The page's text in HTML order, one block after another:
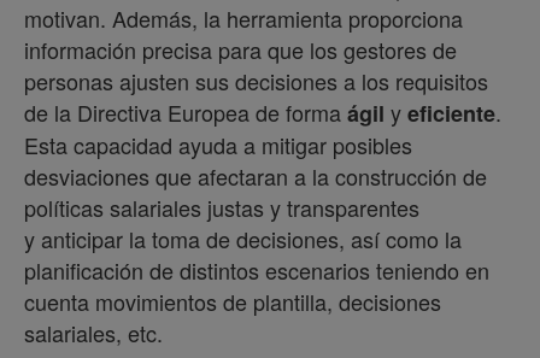
motivan. Además, la herramienta proporciona
información precisa para que los gestores de
personas ajusten sus decisiones a los requisitos
de la Directiva Europea de formaágil yeficiente.
Esta capacidad ayuda a mitigar posibles
desviaciones que afectaran a la construcción de
políticas salariales justas y transparentes
y anticipar la toma de decisiones, así como la
planificación de distintos escenarios teniendo en
cuenta movimientos de plantilla, decisiones
salariales, etc.